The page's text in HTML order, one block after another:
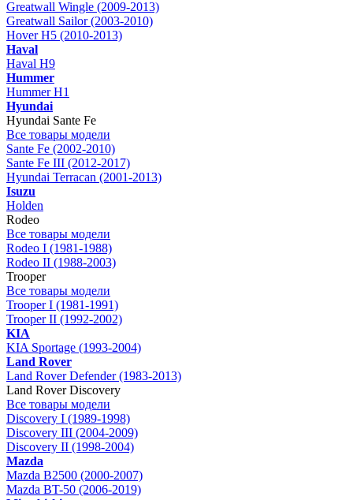
Greatwall Wingle (2009-2013)
Greatwall Sailor (2003-2010)
Hover H5 (2010-2013)
Haval
Haval H9
Hummer
Hummer H1
Hyundai
Hyundai Sante Fe
Все товары модели
Sante Fe (2002-2010)
Sante Fe III (2012-2017)
Hyundai Terracan (2001-2013)
Isuzu
Holden
Rodeo
Все товары модели
Rodeo I (1981-1988)
Rodeo II (1988-2003)
Trooper
Все товары модели
Trooper I (1981-1991)
Trooper II (1992-2002)
KIA
KIA Sportage (1993-2004)
Land Rover
Land Rover Defender (1983-2013)
Land Rover Discovery
Все товары модели
Discovery I (1989-1998)
Discovery III (2004-2009)
Discovery II (1998-2004)
Mazda
Mazda B2500 (2000-2007)
Mazda BT-50 (2006-2019)